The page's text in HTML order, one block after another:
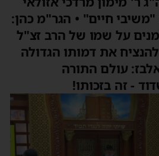
חיים" • הגר"מ כהן:
על שמו של הרב זצ"ל
את דמותו הגדולה
עולם התורה
- זה בזכותו!